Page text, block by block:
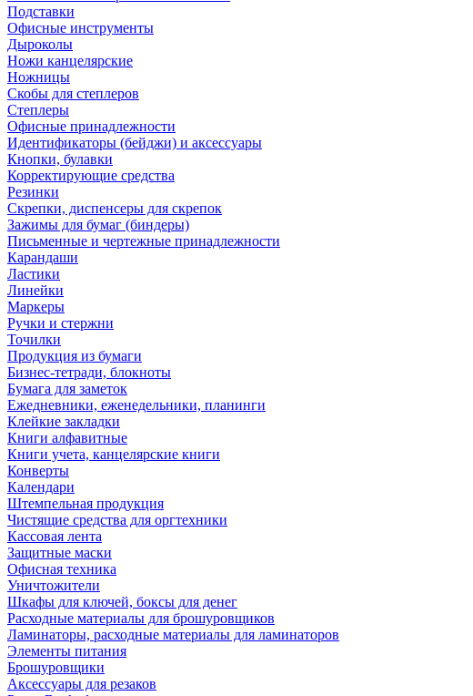
Подставки
Офисные инструменты
Дыроколы
Ножи канцелярские
Ножницы
Скобы для степлеров
Степлеры
Офисные принадлежности
Идентификаторы (бейджи) и аксессуары
Кнопки, булавки
Корректирующие средства
Резинки
Скрепки, диспенсеры для скрепок
Зажимы для бумаг (биндеры)
Письменные и чертежные принадлежности
Карандаши
Ластики
Линейки
Маркеры
Ручки и стержни
Точилки
Продукция из бумаги
Бизнес-тетради, блокноты
Бумага для заметок
Ежедневники, еженедельники, планинги
Клейкие закладки
Книги алфавитные
Книги учета, канцелярские книги
Конверты
Календари
Штемпельная продукция
Чистящие средства для оргтехники
Кассовая лента
Защитные маски
Офисная техника
Уничтожители
Шкафы для ключей, боксы для денег
Расходные материалы для брошуровщиков
Ламинаторы, расходные материалы для ламинаторов
Элементы питания
Брошуровщики
Аксессуары для резаков